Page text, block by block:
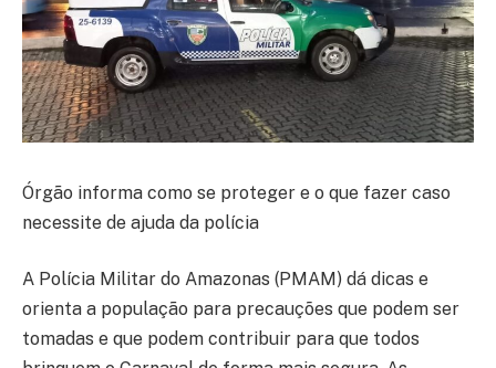
Órgão informa como se proteger e o que fazer caso
necessite de ajuda da polícia
A Polícia Militar do Amazonas (PMAM) dá dicas e
orienta a população para precauções que podem ser
tomadas e que podem contribuir para que todos